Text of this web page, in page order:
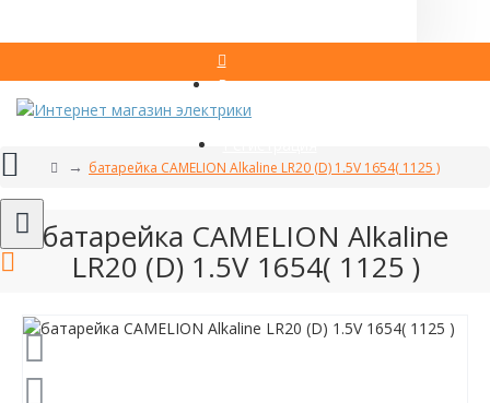
Вход
батарейка CAMELION Alkaline LR20 (D) 1.5V 1654( 1125 )
батарейка CAMELION Alkaline
LR20 (D) 1.5V 1654( 1125 )